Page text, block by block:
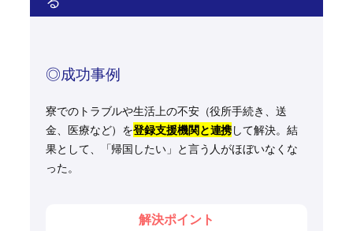
◎成功事例
寮でのトラブルや生活上の不安（役所手続き、送
金、医療など）を登録支援機関と連携して解決。結
果として、「帰国したい」と言う人がほぼいなくな
った。
解決ポイント